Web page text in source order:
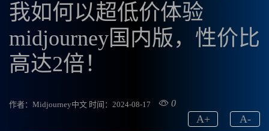
我如何以超低价体验
midjourney国内版，性价比
高达2倍！
作者：Midjourney中文 时间：2024-08-17 0
A-
A+